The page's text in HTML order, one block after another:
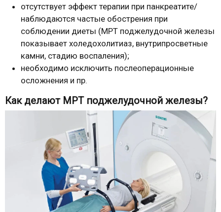
отсутствует эффект терапии при панкреатите/
наблюдаются частые обострения при
соблюдении диеты (МРТ поджелудочной железы
показывает холедохолитиаз, внутрипросветные
камни, стадию воспаления);
необходимо исключить послеоперационные
осложнения и пр.
Как делают МРТ поджелудочной железы?